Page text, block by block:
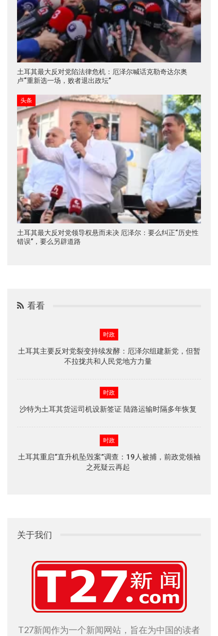
土耳其最大反对党陷法律危机：厄泽尔喊话克勒奇达尔奥
卢“重新选一场，败者退出政坛”
头条
土耳其最大反对党领导权悬而未决 厄泽尔：要么纠正“历史性
错误”，要么另辟道路
看看
时政
土耳其主要反对党裂变持续发酵：厄泽尔组建新党，但暂
不拉拢共和人民党地方力量
时政
沙特为土耳其货运司机设新签证 陆路运输时隔多年恢复
时政
土耳其重启“直升机坠毁案”调查：19人被捕，前政党领袖
之死疑云再起
关于我们
T27新闻作为一个新闻网站，旨在为中国的读者